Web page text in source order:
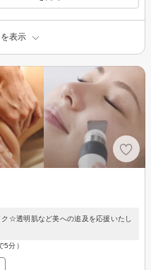
表示
☆透明肌など美への追及を応援いたし
分）